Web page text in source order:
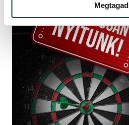
Megtagad